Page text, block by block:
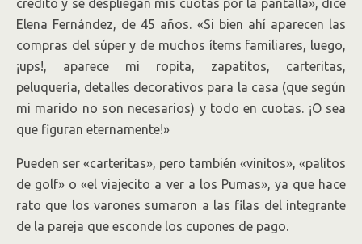
crédito y se despliegan mis cuotas por la pantalla», dice
Elena Fernández, de 45 años. «Si bien ahí aparecen las
compras del súper y de muchos ítems familiares, luego,
¡ups!, aparece mi ropita, zapatitos, carteritas,
peluquería, detalles decorativos para la casa (que según
mi marido no son necesarios) y todo en cuotas. ¡O sea
que figuran eternamente!»
Pueden ser «carteritas», pero también «vinitos», «palitos
de golf» o «el viajecito a ver a los Pumas», ya que hace
rato que los varones sumaron a las filas del integrante
de la pareja que esconde los cupones de pago.